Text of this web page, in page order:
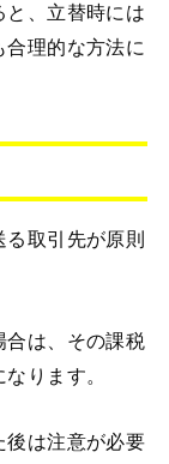
と、立替時には
理的な方法に
取引先が原則
合は、その課税
ります。
後は注意が必要